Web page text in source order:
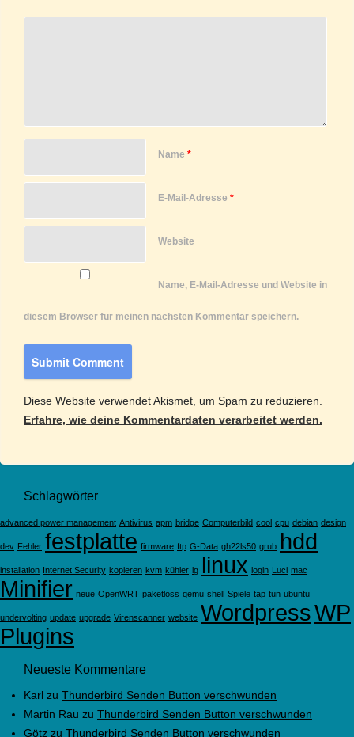
Name*
E-Mail-Adresse*
Website
Name, E-Mail-Adresse und Website in
diesem Browser für meinen nächsten Kommentar speichern.
Diese Website verwendet Akismet, um Spam zu reduzieren.
Erfahre, wie deine Kommentardaten verarbeitet werden.
Schlagwörter
advanced power management Antivirus apm bridge Computerbild cool cpu debian design
dev Fehler festplatte firmware ftp G-Data gh22ls50 grub hdd
installation Internet Security kopieren kvm kühler lg linux login Luci mac
Minifier neue OpenWRT paketloss qemu shell Spiele tap tun ubuntu
undervolting update upgrade Virenscanner website WordpressWP
Plugins
Neueste Kommentare
Karl zu Thunderbird Senden Button verschwunden
Martin Rau zu Thunderbird Senden Button verschwunden
Götz zu Thunderbird Senden Button verschwunden